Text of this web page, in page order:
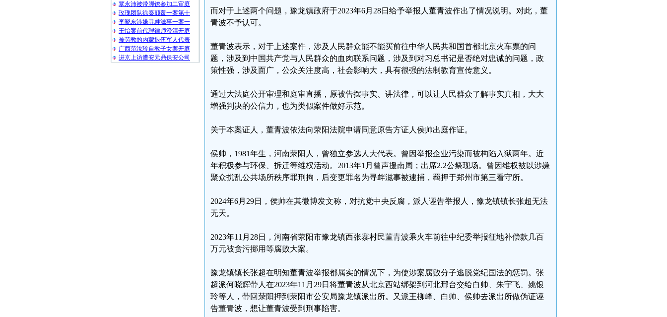
覃永沛被带脚镣参加二审庭
玫瑰团队徐秦颠覆一案第十
李晓东涉嫌寻衅滋事一案一
王怡案前代理律师澄清开庭
被劳教的内蒙退伍军人代表
广西范汝珍自教子女案开庭
进京上访遭安元鼎保安公司
而对于上述两个问题，豫龙镇政府于2023年6月28日给予举报人董青波作出了情况说明。对此，董
青波不予认可。
董青波表示，对于上述案件，涉及人民群众能不能买前往中华人民共和国首都北京火车票的问
题，涉及到中国共产党与人民群众的血肉联系问题，涉及到对习总书记是否绝对忠诚的问题，政
策性强，涉及面广，公众关注度高，社会影响大，具有很强的法制教育宣传意义。
通过大法庭公开审理和庭审直播，原被告摆事实、讲法律，可以让人民群众了解事实真相，大大
增强判决的公信力，也为类似案件做好示范。
关于本案证人，董青波依法向荥阳法院申请同意原告方证人侯帅出庭作证。
侯帅，1981年生，河南荥阳人，曾独立参选人大代表。曾因举报企业污染而被构陷入狱两年。近
年积极参与环保、拆迁等维权活动。2013年1月曾声援南周；出席2.2公祭现场。曾因维权被以涉嫌
聚众扰乱公共场所秩序罪刑拘，后变更罪名为寻衅滋事被逮捕，羁押于郑州市第三看守所。
2024年6月29日，侯帅在其微博发文称，对抗党中央反腐，派人诬告举报人，豫龙镇镇长张超无法
无天。
2023年11月28日，河南省荥阳市豫龙镇西张寨村民董青波乘火车前往中纪委举报征地补偿款几百
万元被贪污挪用等腐败大案。
豫龙镇镇长张超在明知董青波举报都属实的情况下，为使涉案腐败分子逃脱党纪国法的惩罚。张
超派何晓辉带人在2023年11月29日将董青波从北京西站绑架到河北邢台交给白帅、朱宇飞、姚银
玲等人，带回荥阳押到荥阳市公安局豫龙镇派出所。又派王柳峰、白帅、侯帅去派出所做伪证诬
告董青波，想让董青波受到刑事陷害。